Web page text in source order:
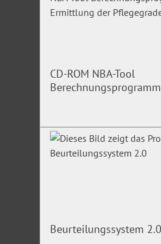
CD-ROM NBA-Tool
Beurteilungssystem 2.0